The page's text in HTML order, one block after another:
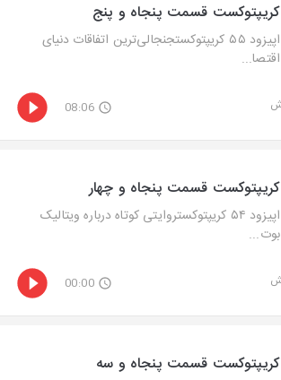
کریپتوکست قسمت پنجاه و پنج
اپیزود ۵۵ کریپتوکستجنجالی‌ترین اتفاقات دنیای
اقتصا...
08:06
کریپتوکست قسمت پنجاه و چهار
اپیزود ۵۴ کریپتوکستروایتی کوتاه درباره ویتالیک
بوت...
00:00
کریپتوکست قسمت پنجاه و سه